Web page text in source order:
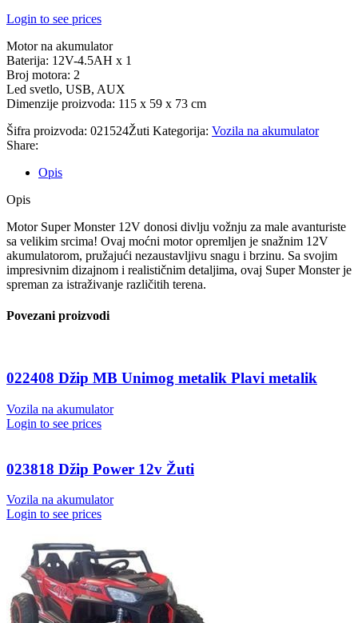
Login to see prices
Motor na akumulator
Baterija: 12V-4.5AH x 1
Broj motora: 2
Led svetlo, USB, AUX
Dimenzije proizvoda: 115 x 59 x 73 cm
Šifra proizvoda: 021524Žuti Kategorija: Vozila na akumulator
Share:
Opis
Opis
Motor Super Monster 12V donosi divlju vožnju za male avanturiste
sa velikim srcima! Ovaj moćni motor opremljen je snažnim 12V
akumulatorom, pružajući nezaustavljivu snagu i brzinu. Sa svojim
impresivnim dizajnom i realističnim detaljima, ovaj Super Monster je
spreman za istraživanje različitih terena.
Povezani proizvodi
022408 Džip MB Unimog metalik Plavi metalik
Vozila na akumulator
Login to see prices
023818 Džip Power 12v Žuti
Vozila na akumulator
Login to see prices